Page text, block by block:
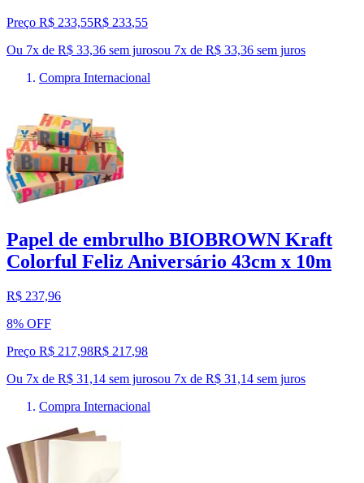
Preço R$ 233,55R$ 233,55
Ou 7x de R$ 33,36 sem jurosou 7x de R$ 33,36 sem juros
Compra Internacional
Papel de embrulho BIOBROWN Kraft
Colorful Feliz Aniversário 43cm x 10m
R$ 237,96
8% OFF
Preço R$ 217,98R$ 217,98
Ou 7x de R$ 31,14 sem jurosou 7x de R$ 31,14 sem juros
Compra Internacional